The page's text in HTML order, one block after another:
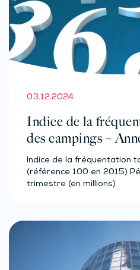
03.12.2024
Indice de la
des campings –
Indice de la fréquentation
(référence 100 en 2015)
trimestre (en millions)